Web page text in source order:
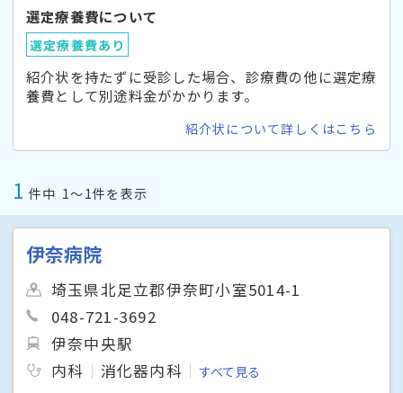
選定療養費について
選定療養費あり
紹介状を持たずに受診した場合、診療費の他に選定療
養費として別途料金がかかります。
紹介状について詳しくはこちら
1 件中 1〜1件を表示
伊奈病院
埼玉県北足立郡伊奈町小室5014-1
048-721-3692
伊奈中央駅
内科
消化器内科 すべて見る